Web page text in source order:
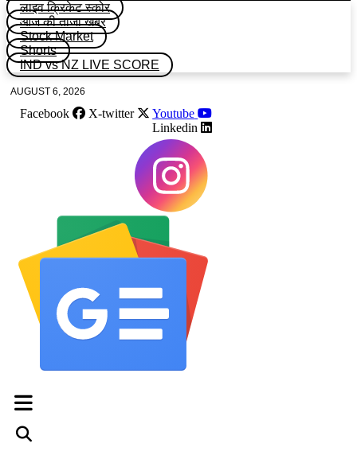
लाइव क्रिकेट स्कोर
आज की ताजा खबर
Stock Market
Shorts
IND vs NZ LIVE SCORE
AUGUST 6, 2026
Facebook X-twitter
Youtube
Linkedin